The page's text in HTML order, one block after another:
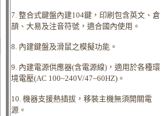
7. 整合式鍵盤內建104鍵，印刷包含英文、倉
頡、大易及注音符號，適合國內使用。
8. 內建鍵盤及滑鼠之模擬功能。
9. 內建電源供應器(含電源線)，適用於各種環
境電壓(AC 100~240V/47~60HZ)。
10. 機器支援熱插拔，移裝主機無須開關電
源。